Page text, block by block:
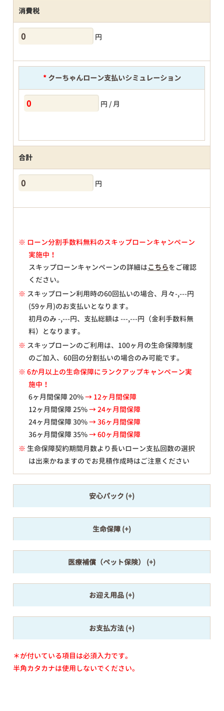
消費税
円
*クーちゃんローン支払いシミュレーション
円 / 月
合計
円
※ ローン分割手数料無料のスキップローンキャンペーン
実施中！
スキップローンキャンペーンの詳細はこちらをご確認
ください。
※ スキップローン利用時の60回払いの場合、月々-,---円
(59ヶ月)のお支払いとなります。
初月のみ-,---円、支払総額は---,---円（金利手数料無
料）となります。
※ スキップローンのご利用は、100ヶ月の生命保障制度
のご加入、60回の分割払いの場合のみ可能です。
※ 6か月以上の生命保障にランクアップキャンペーン実
施中！
6ヶ月間保障 20%→ 12ヶ月間保障
12ヶ月間保障 25%→ 24ヶ月間保障
24ヶ月間保障 30%→ 36ヶ月間保障
36ヶ月間保障 35%→ 60ヶ月間保障
※ 生命保障契約期間月数より長いローン支払回数の選択
は出来かねますのでお見積作成時はご注意ください
安心パック
生命保障
医療補償（ペット保険）
お迎え用品
お支払方法
＊が付いている項目は必須入力です。
半角カタカナは使用しないでください。